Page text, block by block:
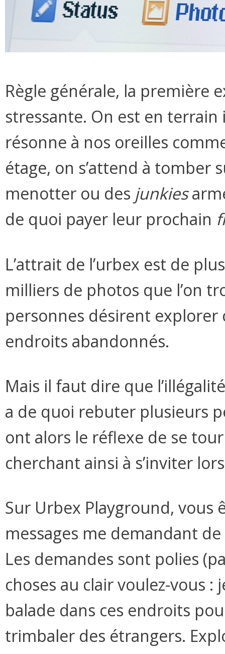
Règle générale, la première
stressante. On est en
résonne à nos oreilles
étage, on s’attend à tomber
menotter ou des junkies
de quoi payer leur prochain
L’attrait de l’urbex est de
milliers de photos que l’on
personnes désirent
endroits abandonnés.
Mais il faut dire que
a de quoi rebuter plusieurs
ont alors le réflexe de se
cherchant ainsi à s’inviter
Sur Urbex Playground, vous
messages me demandant
Les demandes sont polies
choses au clair voulez-vous :
balade dans ces endroits
trimbaler des étrangers.